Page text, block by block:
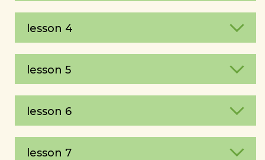
lesson 4
lesson 5
lesson 6
lesson 7